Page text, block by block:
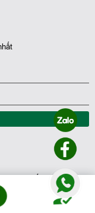
Đoàn Bất Động Sản